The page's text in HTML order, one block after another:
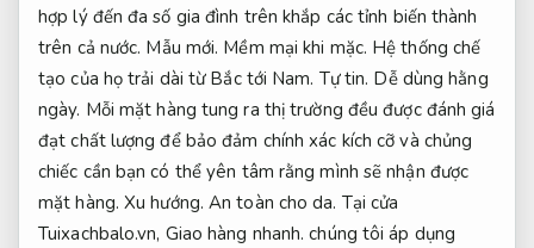
hợp lý đến đa số gia đình trên khắp các tỉnh biến thành
trên cả nước. Mẫu mới. Mềm mại khi mặc. Hệ thống chế
tạo của họ trải dài từ Bắc tới Nam. Tự tin. Dễ dùng hằng
ngày. Mỗi mặt hàng tung ra thị trường đều được đánh giá
đạt chất lượng để bảo đảm chính xác kích cỡ và chủng
chiếc cần bạn có thể yên tâm rằng mình sẽ nhận được
mặt hàng. Xu hướng. An toàn cho da. Tại cửa
Tuixachbalo.vn, Giao hàng nhanh. chúng tôi áp dụng